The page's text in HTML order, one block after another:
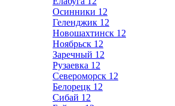
Осинники 12
Геленджик 12
Новошахтинск 12
Ноябрьск 12
Заречный 12
Рузаевка 12
Североморск 12
Белорецк 12
Сибай 12